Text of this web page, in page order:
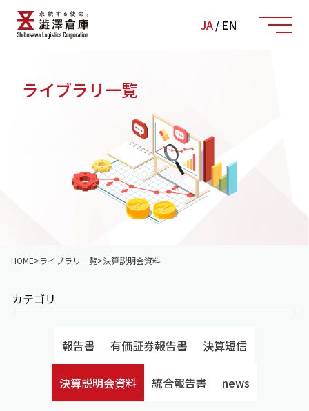
JA/ EN
ライブラリ一覧
HOME>ライブラリ一覧>決算説明会資料
カテゴリ
報告書 有価証券報告書 決算短信
決算説明会資料 統合報告書 news